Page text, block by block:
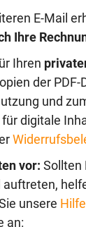
E-Mail
Ihre
Ihren
der
und
digitale
vor: Sollten
unsere
an: